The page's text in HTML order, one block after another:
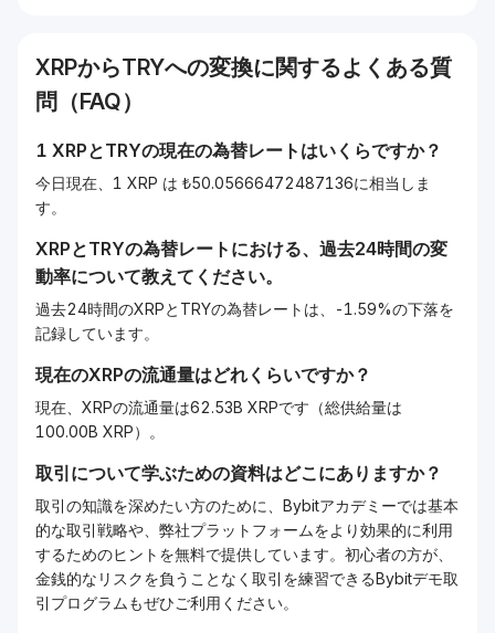
XRPからTRYへの変換に関するよくある質
問（FAQ）
1 XRPとTRYの現在の為替レートはいくらですか？
今日現在、1 XRP は ₺50.05666472487136に相当しま
す。
XRPとTRYの為替レートにおける、過去24時間の変
動率について教えてください。
過去24時間のXRPとTRYの為替レートは、-1.59%の下落を
記録しています。
現在のXRPの流通量はどれくらいですか？
現在、XRPの流通量は62.53B XRPです（総供給量は
100.00B XRP）。
取引について学ぶための資料はどこにありますか？
取引の知識を深めたい方のために、Bybitアカデミーでは基本
的な取引戦略や、弊社プラットフォームをより効果的に利用
するためのヒントを無料で提供しています。初心者の方が、
金銭的なリスクを負うことなく取引を練習できるBybitデモ取
引プログラムもぜひご利用ください。